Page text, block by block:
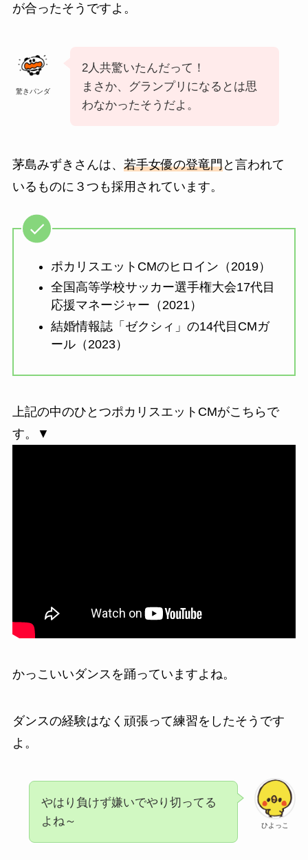
が合ったそうですよ。
驚きパンダ
2人共驚いたんだって！
まさか、グランプリになるとは思
わなかったそうだよ。
茅島みずきさんは、 若手女優の登竜門と言われて
いるものに３つも採用されています。
ポカリスエットCMのヒロイン（2019）
全国高等学校サッカー選手権大会17代目
応援マネージャー（2021）
結婚情報誌「 ゼクシィ」 の14代目CMガ
ール（2023）
上記の中のひとつポカリスエットCMがこちらで
す。▼
かっこいいダンスを踊っていますよね。
ダンスの経験はなく頑張って練習をしたそうです
よ。
ひよっこ
やはり負けず嫌いでやり切ってる
よね～